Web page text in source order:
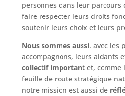
personnes dans leur parcours
faire respecter leurs droits
soutenir leurs choix et leurs
Nous sommes aussi, avec les
accompagnons, leurs aidants
collectif important et, comme
feuille de route stratégique
notre mission est aussi de